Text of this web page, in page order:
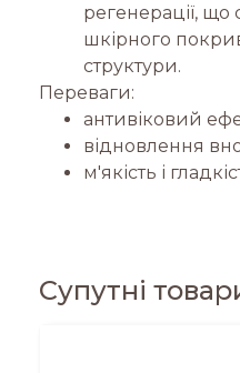
регенерації,
шкірного
структури.
Переваги:
антивіковий
відновлення
м'якість і
Супутні